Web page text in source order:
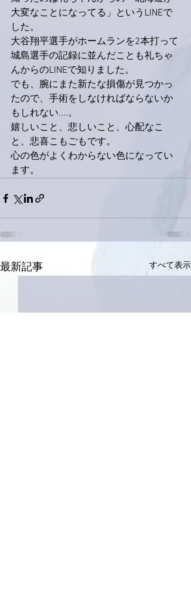
大変なことになってる」というLINEで
した。
大谷翔平選手がホームランを2本打って
城島選手の記録に並んだことも礼ちゃ
んからのLINEで知りました。
でも、腕にまた新たな損傷が見つかっ
たので、手術をしなければならないか
もしれない....。
嬉しいこと、悲しいこと、心配なこ
と、悲喜こもごもです。
心の色がよくわからない色になってい
ます。
最新記事 すべて表示